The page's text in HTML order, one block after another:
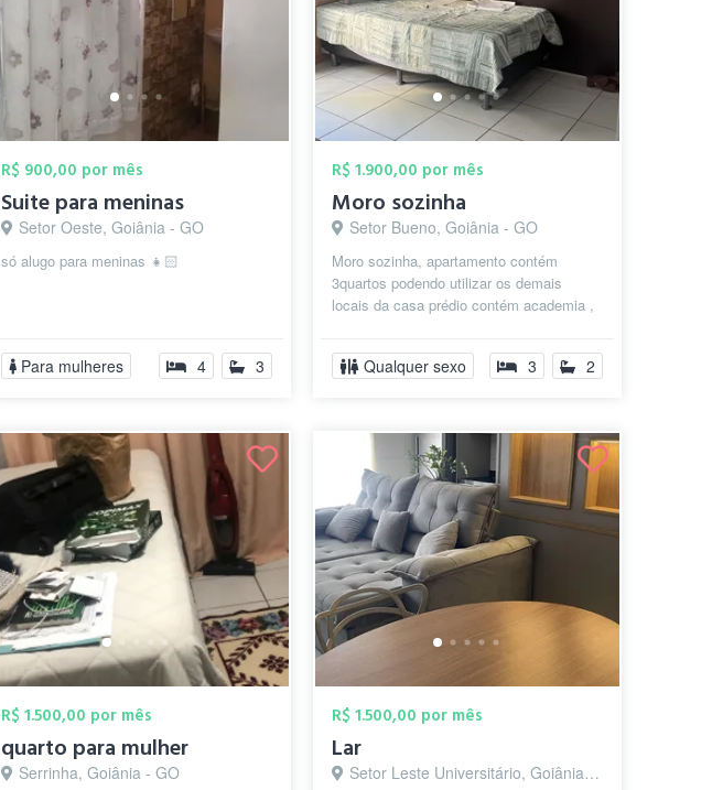
R$ 900,00 por mês
Suite para meninas
Setor Oeste, Goiânia - GO
só alugo para meninas 👧🏻
Para mulheres 4 3
R$ 1.900,00 por mês
Moro sozinha
Setor Bueno, Goiânia - GO
Moro sozinha, apartamento contém
3quartos podendo utilizar os demais
locais da casa prédio contém academia ,
Qualquer sexo 3 2
R$ 1.500,00 por mês
quarto para mulher
Serrinha, Goiânia - GO
R$ 1.500,00 por mês
Lar
Setor Leste Universitário, Goiânia - GO